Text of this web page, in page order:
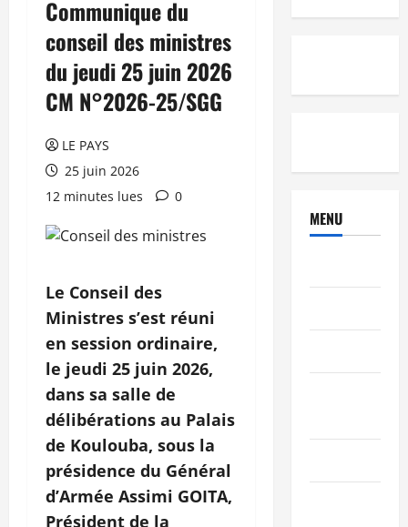
Communique du
conseil des ministres
du jeudi 25 juin 2026
CM N°2026-25/SGG
LE PAYS
25 juin 2026
12 minutes lues
0
Le Conseil des
Ministres s’est réuni
en session ordinaire,
le jeudi 25 juin 2026,
dans sa salle de
délibérations au Palais
de Koulouba, sous la
présidence du Général
d’Armée Assimi GOITA,
Président de la
MENU